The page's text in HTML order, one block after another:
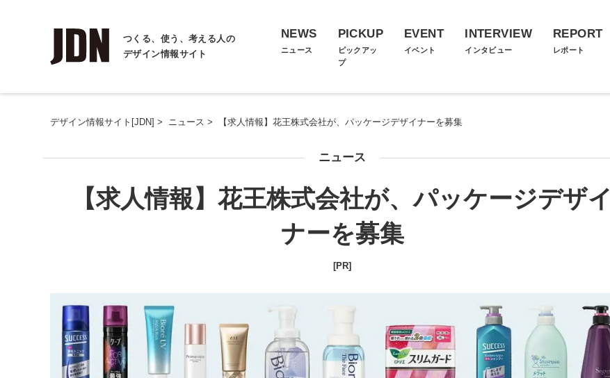
つくる、使う、考える人の
デザイン情報サイト
NEWS
ニュース
PICKUP
ピックアッ
プ
EVENT
イベント
INTERVIEW
インタビュー
REPORT
レポート
デザイン情報サイト[JDN] > ニュース > 【求人情報】花王株式会社が、パッケージデザイナーを募集
ニュース
【求人情報】花王株式会社が、パッケージデザイ
ナーを募集
[PR]